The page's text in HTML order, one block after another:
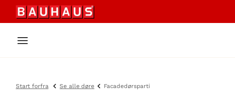
Start forfra Se alle døre Facadedørsparti